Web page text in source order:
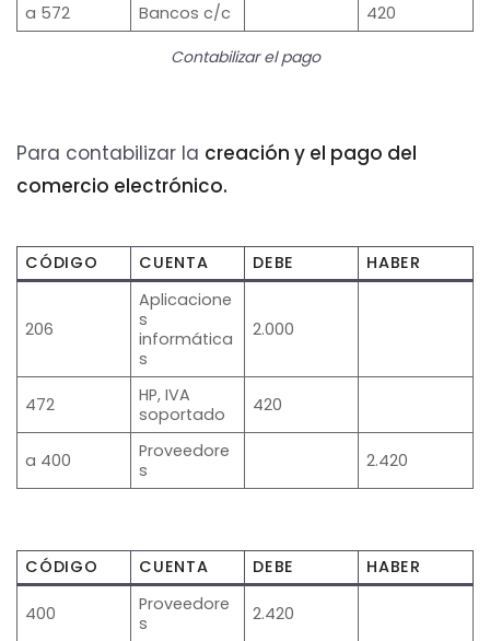
a 572 Bancos c/c
420
Contabilizar el pago
Para contabilizar la creación y el pago del
comercio electrónico.
CÓDIGO CUENTA DEBE HABER
206
Aplicacione
s
informática
s
2.000
472
HP, IVA
soportado
420
a 400
Proveedore
s
2.420
CÓDIGO CUENTA DEBE HABER
400
Proveedore
s
2.420